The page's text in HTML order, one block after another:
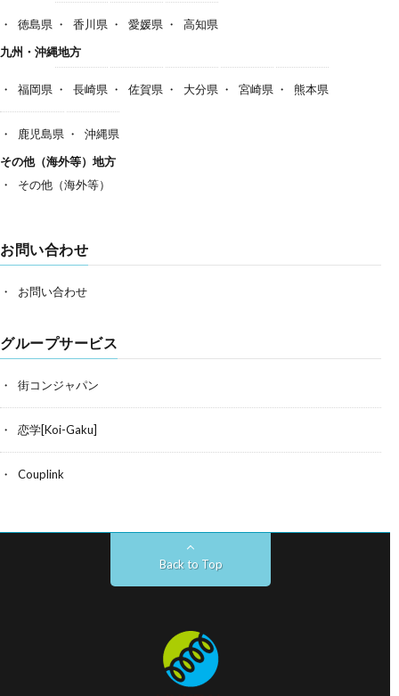
徳島県 香川県 愛媛県
高知県
九州・沖縄地方
福岡県 長崎県 佐賀県 大分県 宮崎県 熊本県
鹿児島県
沖縄県
その他（海外等）地方
その他（海外等）
お問い合わせ
お問い合わせ
グループサービス
街コンジャパン
恋学[Koi-Gaku]
Couplink
Back to Top